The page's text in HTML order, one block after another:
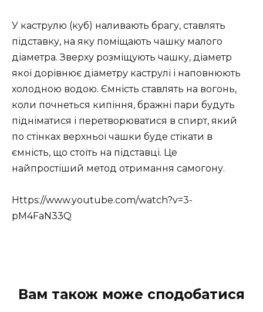
У каструлю (куб) наливають брагу, ставлять
підставку, на яку поміщають чашку малого
діаметра. Зверху розміщують чашку, діаметр
якої дорівнює діаметру каструлі і наповнюють
холодною водою. Ємність ставлять на вогонь,
коли почнеться кипіння, бражні пари будуть
підніматися і перетворюватися в спирт, який
по стінках верхньої чашки буде стікати в
ємність, що стоїть на підставці. Це
найпростіший метод отримання самогону.
Https://www.youtube.com/watch?v=3-
pM4FaN33Q
Вам також може сподобатися